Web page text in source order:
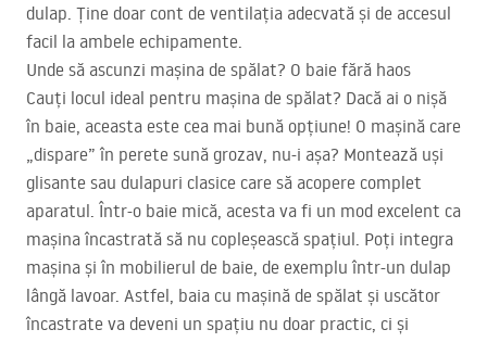
dulap. Ține doar cont de ventilația adecvată și de accesul
facil la ambele echipamente.
Unde să ascunzi mașina de spălat? O baie fără haos
Cauți locul ideal pentru mașina de spălat? Dacă ai o nișă
în baie, aceasta este cea mai bună opțiune! O mașină care
„dispare” în perete sună grozav, nu-i așa? Montează uși
glisante sau dulapuri clasice care să acopere complet
aparatul. Într-o baie mică, acesta va fi un mod excelent ca
mașina încastrată să nu copleșească spațiul. Poți integra
mașina și în mobilierul de baie, de exemplu într-un dulap
lângă lavoar. Astfel, baia cu mașină de spălat și uscător
încastrate va deveni un spațiu nu doar practic, ci și